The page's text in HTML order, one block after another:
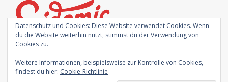
Datenschutz und Cookies: Diese Website verwendet Cookies. Wenn
du die Website weiterhin nutzt, stimmst du der Verwendung von
Cookies zu.
Weitere Informationen, beispielsweise zur Kontrolle von Cookies,
findest du hier: Cookie-Richtlinie